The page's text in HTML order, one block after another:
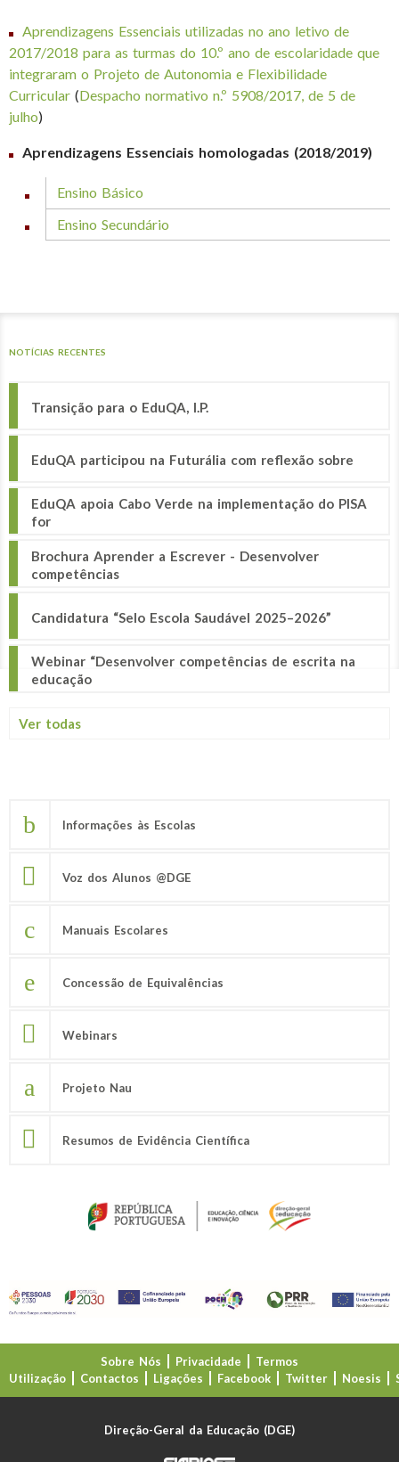
Aprendizagens Essenciais utilizadas no ano letivo de
2017/2018 para as turmas do 10.º ano de escolaridade que
integraram o Projeto de Autonomia e Flexibilidade
Curricular (Despacho normativo n.º 5908/2017, de 5 de
julho)
Aprendizagens Essenciais homologadas (2018/2019)
Ensino Básico
Ensino Secundário
NOTÍCIAS RECENTES
Transição para o EduQA, I.P.
EduQA participou na Futurália com reflexão sobre
EduQA apoia Cabo Verde na implementação do PISA
for
Brochura Aprender a Escrever - Desenvolver
competências
Candidatura “Selo Escola Saudável 2025–2026”
Webinar “Desenvolver competências de escrita na
educação
Ver todas
Informações às Escolas
Voz dos Alunos @DGE
Manuais Escolares
Concessão de Equivalências
Webinars
Projeto Nau
Resumos de Evidência Científica
Sobre Nós Privacidade
Termos
Utilização
Contactos Ligações Facebook Twitter Noesis
Direção-Geral da Educação (DGE)